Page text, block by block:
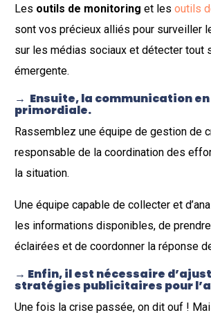
Les outils de monitoring et lesoutils
sont vos précieux alliés pour surveiller
sur les médias sociaux et détecter tout
émergente.
→ Ensuite, la communication
primordiale.
Rassemblez une équipe de gestion de
responsable de la coordination des
la situation.
Une équipe capable de collecter et
les informations disponibles, de
éclairées et de coordonner la réponse
→ Enfin, il est nécessaire
stratégies publicitaires pour
Une fois la crise passée, on dit ouf !